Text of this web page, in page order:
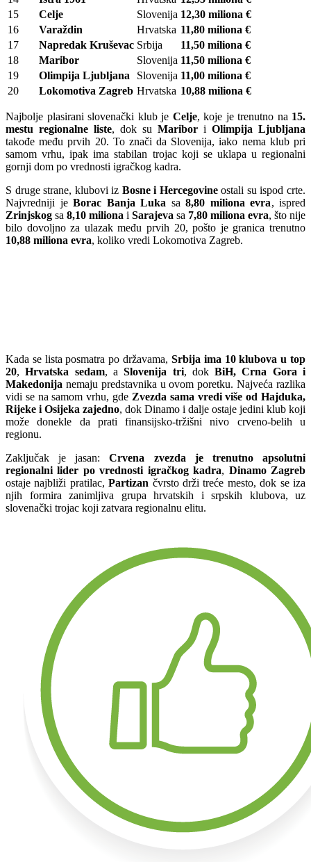
15
Celje Slovenija 12,30 miliona €
16
Varaždin Hrvatska 11,80 miliona €
17
Napredak Kruševac Srbija
11,50 miliona €
18
Maribor Slovenija 11,50 miliona €
19
Olimpija Ljubljana Slovenija 11,00 miliona €
20
Lokomotiva Zagreb Hrvatska 10,88 miliona €
Najbolje plasirani slovenački klub je Celje, koje je trenutno na 15.
mestu regionalne liste, dok su Maribor i Olimpija Ljubljana
takođe među prvih 20. To znači da Slovenija, iako nema klub pri
samom vrhu, ipak ima stabilan trojac koji se uklapa u regionalni
gornji dom po vrednosti igračkog kadra.
S druge strane, klubovi iz Bosne i Hercegovineostali su ispod crte.
Najvredniji jeBorac Banja Luka sa8,80 miliona evra, ispred
Zrinjskog sa 8,10 miliona i Sarajeva sa 7,80 miliona evra, što nije
bilo dovoljno za ulazak među prvih 20, pošto je granica trenutno
10,88 miliona evra, koliko vredi Lokomotiva Zagreb.
Kada se lista posmatra po državama, Srbija ima 10 klubova u top
20,Hrvatska sedam, aSlovenija tri, dokBiH, Crna Gora i
Makedonija nemaju predstavnika u ovom poretku. Najveća razlika
vidi se na samom vrhu, gde Zvezda sama vredi više od Hajduka,
Rijeke i Osijeka zajedno, dok Dinamo i dalje ostaje jedini klub koji
može donekle da prati finansijsko-tržišni nivo crveno-belih u
regionu.
Zaključak je jasan:Crvena zvezda je trenutno apsolutni
regionalni lider po vrednosti igračkog kadra, Dinamo Zagreb
ostaje najbliži pratilac,Partizan čvrsto drži treće mesto, dok se iza
njih formira zanimljiva grupa hrvatskih i srpskih klubova, uz
slovenački trojac koji zatvara regionalnu elitu.